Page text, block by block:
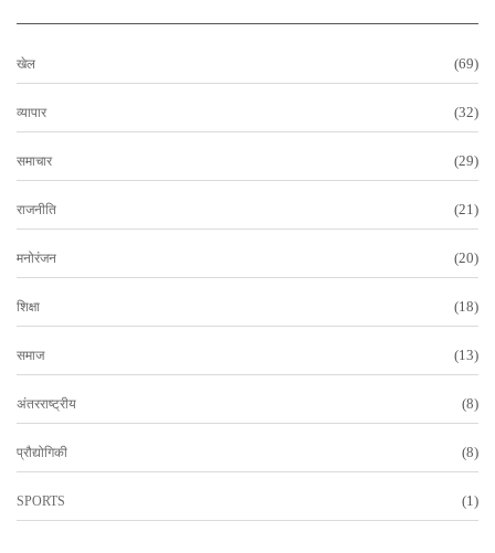
खेल (69)
व्यापार (32)
समाचार (29)
राजनीति (21)
मनोरंजन (20)
शिक्षा (18)
समाज (13)
अंतरराष्ट्रीय (8)
प्रौद्योगिकी (8)
SPORTS (1)